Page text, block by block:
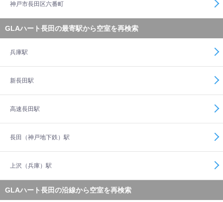
神戸市長田区六番町
GLAハート長田の最寄駅から空室を再検索
兵庫駅
新長田駅
高速長田駅
長田（神戸地下鉄）駅
上沢（兵庫）駅
GLAハート長田の沿線から空室を再検索